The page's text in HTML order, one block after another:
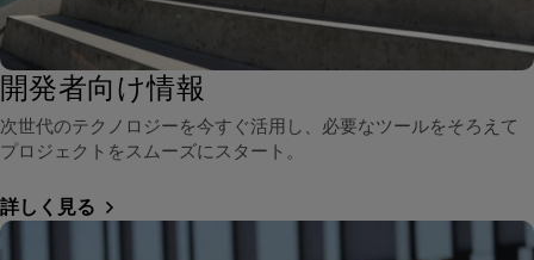
開発者向け情報
次世代のテクノロジーを今すぐ活用し、必要なツールをそろえて
プロジェクトをスムーズにスタート。
詳しく見る